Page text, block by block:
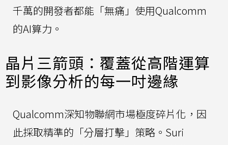
千萬的開發者都能「無痛」使用Qualcomm
的AI算力。
晶片三箭頭：覆蓋從高階運算
到影像分析的每一吋邊緣
Qualcomm深知物聯網市場極度碎片化，因
此採取精準的「分層打擊」策略。Suri